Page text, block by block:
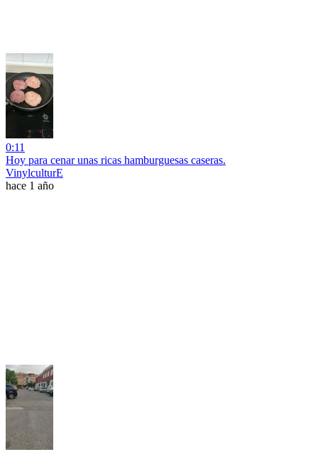
0:11
Hoy para cenar unas ricas hamburguesas caseras.
VinylculturE
hace 1 año